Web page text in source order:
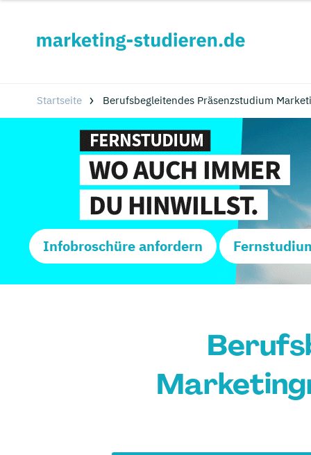
Startseite Berufsbegleitendes Präsenzstudium
Infobroschüre anfordern